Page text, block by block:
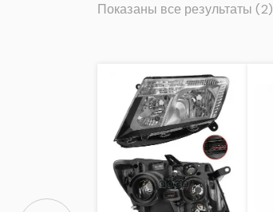
Показаны все результаты (2)